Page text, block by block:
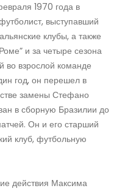
1970 года в
выступавший
клубы, а также
и за четыре сезона
во взрослой команде
год, он перешел в
замены Стефано
в сборную Бразилии до
Он и его старший
клуб, футбольную
действия Максима